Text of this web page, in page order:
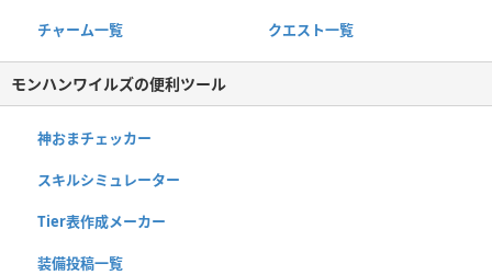
チャーム一覧 クエスト一覧
モンハンワイルズの便利ツール
神おまチェッカー
スキルシミュレーター
Tier表作成メーカー
装備投稿一覧